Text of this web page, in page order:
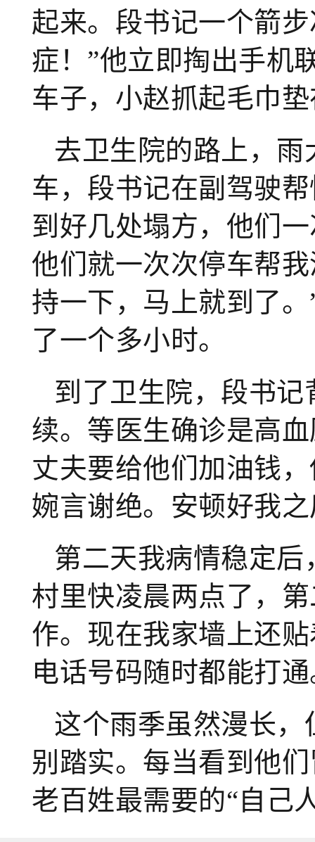
起来。段书记一个箭
症！”他立即掏出手机
车子，小赵抓起毛巾
去卫生院的路上，
车，段书记在副驾驶
到好几处塌方，他们
他们就一次次停车帮
持一下，马上就到了
了一个多小时。
到了卫生院，段书
续。等医生确诊是高
丈夫要给他们加油钱
婉言谢绝。安顿好我
第二天我病情稳定
村里快凌晨两点了，
作。现在我家墙上还
电话号码随时都能打
这个雨季虽然漫长
别踏实。每当看到他
老百姓最需要的“自己